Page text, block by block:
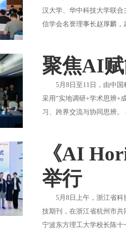
汉大学、华中科技大学联
信学会名誉理事长赵厚麟
聚焦AI
5月8日至11日，由中国科
采用“实地调研+学术思辨+
习、跨界交流与协同思辨
《AI
举行
5月8日上午，浙江省科协
技期刊，在浙江省杭州市
宁波东方理工大学校长陈